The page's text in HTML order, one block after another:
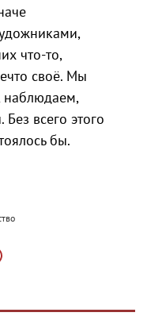
что-то,
своё. Мы
наблюдаем,
всего этого
бы.